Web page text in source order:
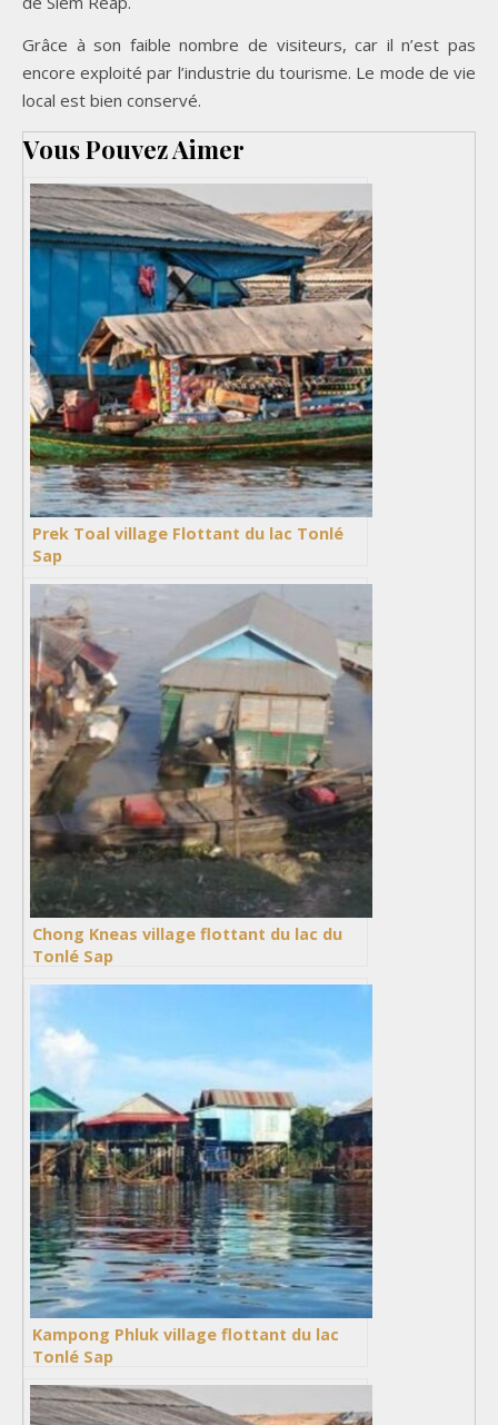
Grâce à son faible nombre de visiteurs, car il n’est pas
encore exploité par l’industrie du tourisme. Le mode de vie
local est bien conservé.
Vous Pouvez Aimer
Prek Toal village Flottant du lac Tonlé
Sap
Chong Kneas village flottant du lac du
Tonlé Sap
Kampong Phluk village flottant du lac
Tonlé Sap